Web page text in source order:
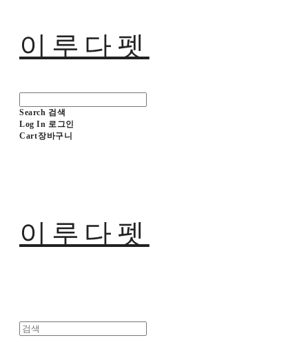
이루다펫
Search 검색
Log In 로그인
Cart장바구니
이루다펫